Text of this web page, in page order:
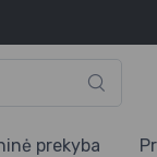
prekyba